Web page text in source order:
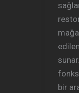
bir